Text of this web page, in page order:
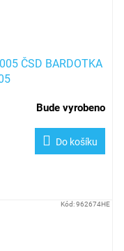
ČSD BARDOTKA
Bude vyrobeno
Do košíku
Kód:962674HE